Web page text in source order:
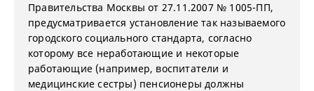
Правительства Москвы от 27.11.2007 № 1005-ПП,
предусматривается установление так называемого
городского социального стандарта, согласно
которому все неработающие и некоторые
работающие (например, воспитатели и
медицинские сестры) пенсионеры должны